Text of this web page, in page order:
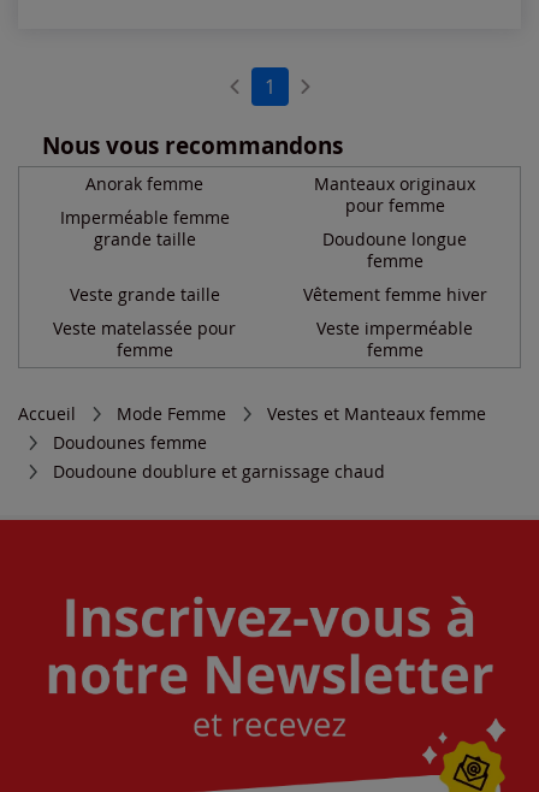
1
Nous vous recommandons
Anorak femme
Imperméable femme
grande taille
Manteaux originaux
pour femme
Doudoune longue
femme
Veste grande taille
Veste matelassée pour
femme
Vêtement femme hiver
Veste imperméable
femme
Accueil Mode Femme
Vestes et Manteaux femme
Doudounes femme
Doudoune doublure et garnissage chaud